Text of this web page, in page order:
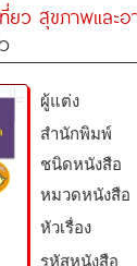
ยว สุขภาพและอ
ผู้แต่ง
สำนักพิมพ์
ชนิดหนังสือ­
หมวดหนังสือ­
หัวเรื่อง
รหัสหนังสือ­